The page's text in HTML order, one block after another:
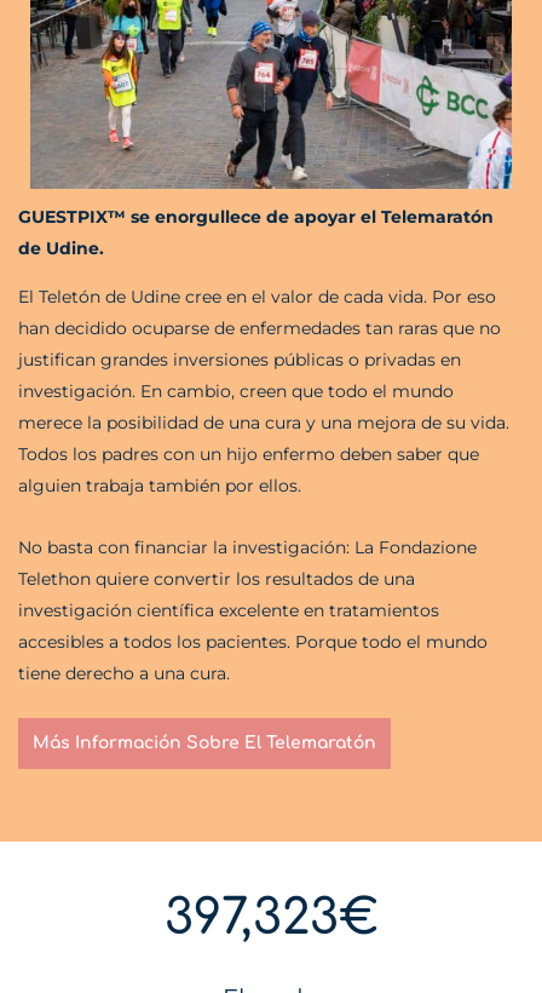
GUESTPIX™ se enorgullece de apoyar el Telemaratón
de Udine.
El Teletón de Udine cree en el valor de cada vida. Por eso
han decidido ocuparse de enfermedades tan raras que no
justifican grandes inversiones públicas o privadas en
investigación. En cambio, creen que todo el mundo
merece la posibilidad de una cura y una mejora de su vida.
Todos los padres con un hijo enfermo deben saber que
alguien trabaja también por ellos.
No basta con financiar la investigación: La Fondazione
Telethon quiere convertir los resultados de una
investigación científica excelente en tratamientos
accesibles a todos los pacientes. Porque todo el mundo
tiene derecho a una cura.
Más Información Sobre El Telemaratón
397,323€